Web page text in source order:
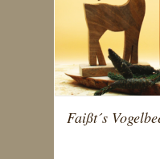
Faißt´s